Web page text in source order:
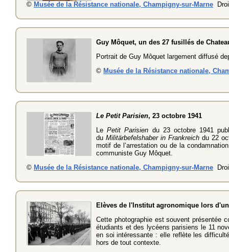
© Musée de la Résistance nationale, Champigny-sur-Marne
Guy Môquet, un des 27 fusillés de
Portrait de Guy Môquet largement diffusé
© Musée de la Résistance nationale,
Le Petit Parisien, 23 octobre 1941
LePetit Parisien du 23 octobre 1941
du Militärbefelshaber in Frankreich du 22
motif de l’arrestation ou de la
communiste Guy Môquet.
© Musée de la Résistance nationale, Champigny-sur-Marne
Elèves de l'Institut agronomique lors
Cette photographie est souvent présentée
étudiants et des lycéens parisiens le 11
en soi intéressante : elle reflète les
hors de tout contexte.